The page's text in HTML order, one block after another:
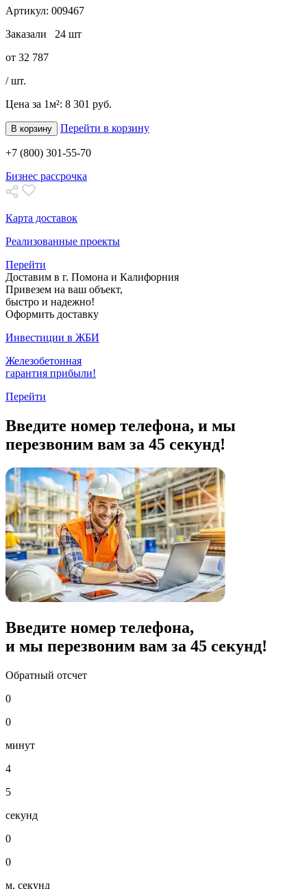
Артикул: 009467
Заказали 24 шт
от 32 787
/ шт.
Цена за 1м²: 8 301 руб.
В корзину Перейти в корзину
+7 (800) 301-55-70
Бизнес рассрочка
Карта доставок
Реализованные проекты
Перейти
Доставим в г. Помона и Калифорния
Привезем на ваш объект,
быстро и надежно!
Оформить доставку
Инвестиции в ЖБИ
Железобетонная
гарантия прибыли!
Перейти
Введите номер телефона, и мы
перезвоним вам за 45 секунд!
Введите номер телефона,
и мы перезвоним вам за 45 секунд!
Обратный отсчет
0
0
минут
4
5
секунд
0
0
м. секунд